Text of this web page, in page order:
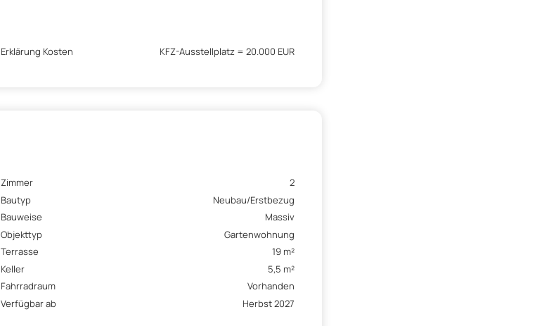
Erklärung Kosten KFZ-Ausstellplatz = 20.000 EUR
Zimmer
2
Bautyp
Neubau/Erstbezug
Bauweise
Massiv
Objekttyp
Gartenwohnung
Terrasse
19 m²
Keller
5,5 m²
Fahrradraum
Vorhanden
Verfügbar ab Herbst 2027